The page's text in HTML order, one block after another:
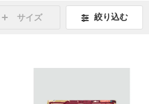
サイズ 絞り込む